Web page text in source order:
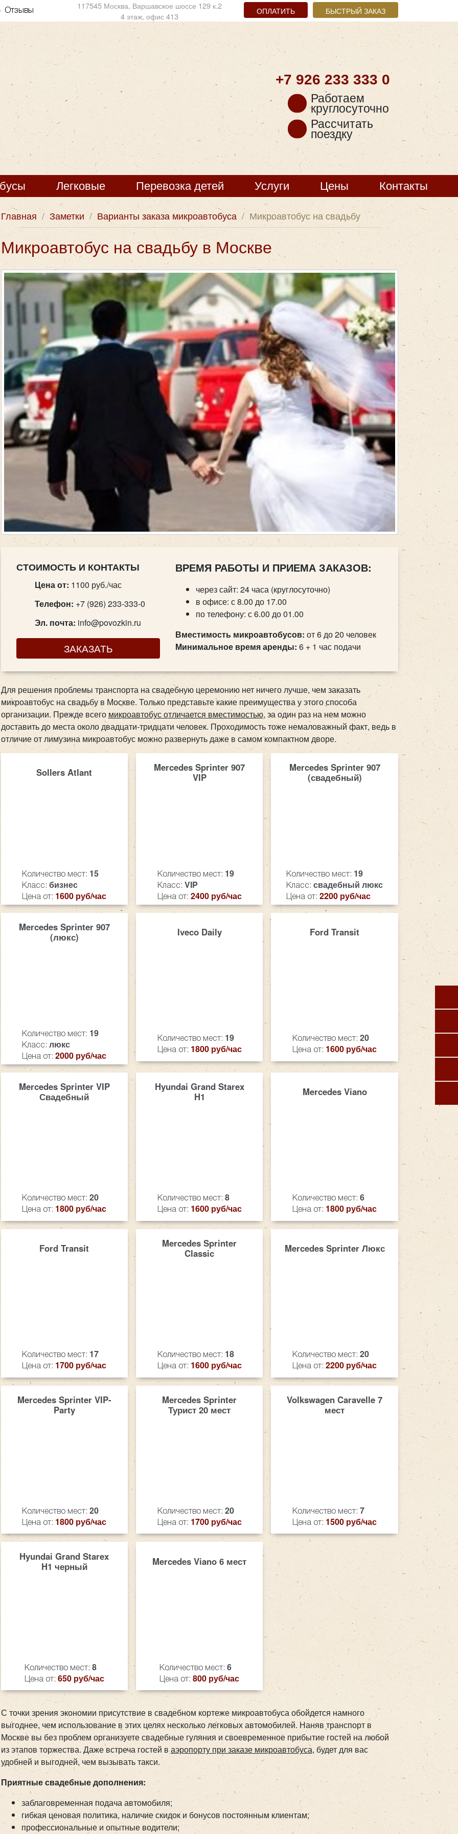
Отзывы
117545 Москва, Варшавское шоссе 129 к.2
4 этаж, офис 413
ОПЛАТИТЬ БЫСТРЫЙ ЗАКАЗ
+7 926 233 333 0
Работаем
круглосуточно
Рассчитать
поездку
Легковые Перевозка детей Услуги Цены Контакты
Главная / Заметки / Варианты заказа микроавтобуса / Микроавтобус на свадьбу
Микроавтобус на свадьбу в Москве
СТОИМОСТЬ И КОНТАКТЫ
Цена от: 1100 руб./час
Телефон: +7 (926) 233-333-0
Эл. почта: info@povozkin.ru
ЗАКАЗАТЬ
ВРЕМЯ РАБОТЫ И ПРИЕМА ЗАКАЗОВ:
через сайт: 24 часа (круглосуточно)
в офисе: с 8.00 до 17.00
по телефону: с 6.00 до 01.00
Вместимость микроавтобусов: от 6 до 20 человек
Минимальное время аренды: 6 + 1 час подачи
Для решения проблемы транспорта на свадебную церемонию нет ничего лучше, чем заказать
микроавтобус на свадьбу в Москве. Только представьте какие преимущества у этого способа
организации. Прежде всего микроавтобус отличается вместимостью, за один раз на нем можно
доставить до места около двадцати-тридцати человек. Проходимость тоже немаловажный факт, ведь в
отличие от лимузина микроавтобус можно развернуть даже в самом компактном дворе.
Sollers Atlant
Количество мест: 15
Класс:бизнес
Цена от: 1600 руб/час
Mercedes Sprinter 907
VIP
Количество мест: 19
Класс: VIP
Цена от: 2400 руб/час
Mercedes Sprinter 907
(свадебный)
Количество мест: 19
Класс:свадебный люкс
Цена от:2200 руб/час
Mercedes Sprinter 907
(люкс)
Количество мест: 19
Класс:люкс
Цена от:2000 руб/час
Iveco Daily
Количество мест: 19
Цена от: 1800 руб/час
Ford Transit
Количество мест:20
Цена от: 1600 руб/час
Mercedes Sprinter VIP
Свадебный
Количество мест:20
Цена от: 1800 руб/час
Hyundai Grand Starex
H1
Количество мест: 8
Цена от: 1600 руб/час
Mercedes Viano
Количество мест:6
Цена от: 1800 руб/час
Ford Transit
Количество мест: 17
Цена от: 1700 руб/час
Mercedes Sprinter
Classic
Количество мест: 18
Цена от: 1600 руб/час
Mercedes Sprinter Люкс
Количество мест:20
Цена от:2200 руб/час
Mercedes Sprinter VIP-
Party
Количество мест:20
Цена от: 1800 руб/час
Mercedes Sprinter
Турист 20 мест
Количество мест: 20
Цена от: 1700 руб/час
Volkswagen Caravelle 7
мест
Количество мест: 7
Цена от: 1500 руб/час
Hyundai Grand Starex
H1 черный
Количество мест: 8
Цена от: 650 руб/час
Mercedes Viano 6 мест
Количество мест:6
Цена от:800 руб/час
С точки зрения экономии присутствие в свадебном кортеже микроавтобуса обойдется намного
выгоднее, чем использование в этих целях несколько легковых автомобилей. Наняв транспорт в
Москве вы без проблем организуете свадебные гуляния и своевременное прибытие гостей на любой
из этапов торжества. Даже встреча гостей в аэропорту при заказе микроавтобуса, будет для вас
удобней и выгодней, чем вызывать такси.
Приятные свадебные дополнения:
заблаговременная подача автомобиля;
гибкая ценовая политика, наличие скидок и бонусов постоянным клиентам;
профессиональные и опытные водители;